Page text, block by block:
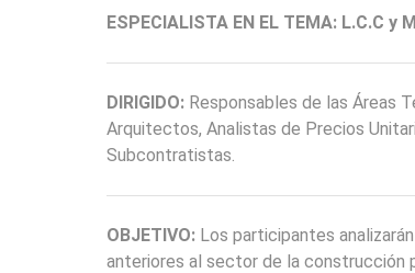
ESPECIALISTA EN EL TEMA: L.C.C y
DIRIGIDO: Responsables de las Áreas
Arquitectos, Analistas de Precios
Subcontratistas.
OBJETIVO: Los participantes
anteriores al sector de la construcción